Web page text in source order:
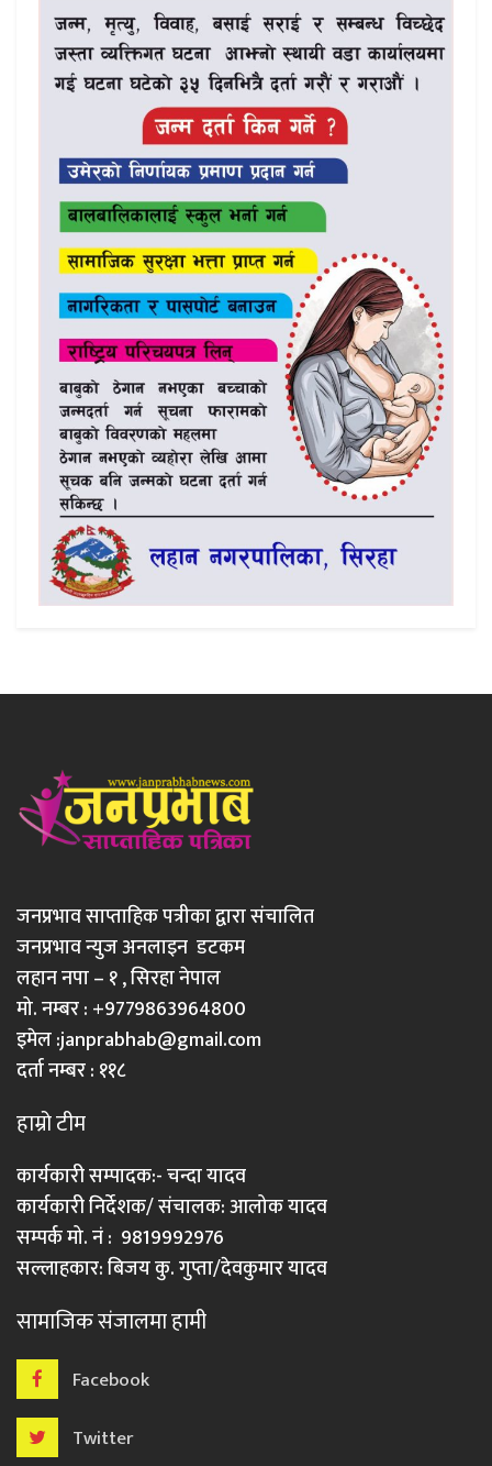
जनप्रभाव साप्ताहिक पत्रीका द्वारा संचालित
जनप्रभाव न्युज अनलाइन डटकम
लहान नपा – १ , सिरहा नेपाल
मो. नम्बर : +9779863964800
इमेल :janprabhab@gmail.com
दर्ता नम्बर : ११८
हाम्रो टीम
कार्यकारी सम्पादक:- चन्दा यादव
कार्यकारी निर्देशक/ संचालक: आलोक यादव
सम्पर्क मो. नं : 9819992976
सल्लाहकार: बिजय कु. गुप्ता/देवकुमार यादव
सामाजिक संजालमा हामी
Facebook
Twitter